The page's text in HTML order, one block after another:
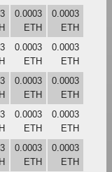
0.0003
ETH
0.0003
ETH
0.0003
ETH
0.0003
ETH
0.0003
ETH
0.0003
ETH
0.0003
ETH
0.0003
ETH
0.0003
ETH
0.0003
ETH